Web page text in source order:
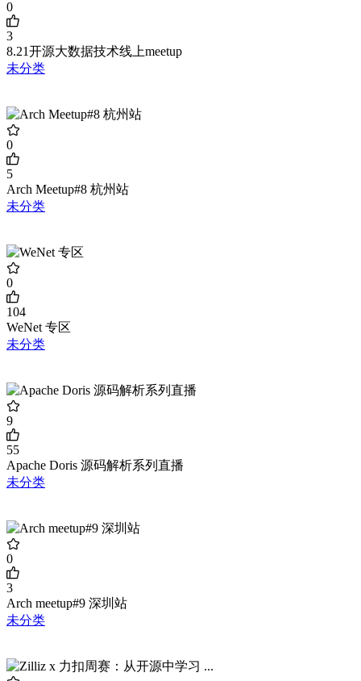
0
3
8.21开源大数据技术线上meetup
未分类
0
5
Arch Meetup#8 杭州站
未分类
0
104
WeNet 专区
未分类
9
55
Apache Doris 源码解析系列直播
未分类
0
3
Arch meetup#9 深圳站
未分类